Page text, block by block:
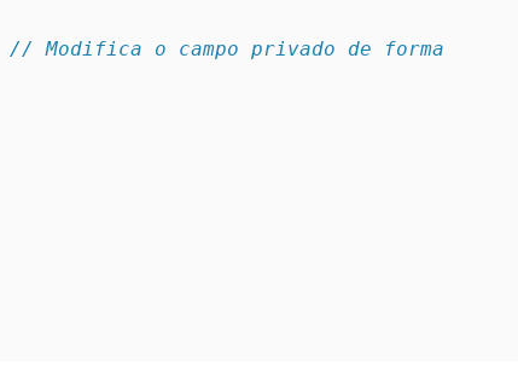
// Modifica o campo privado de forma